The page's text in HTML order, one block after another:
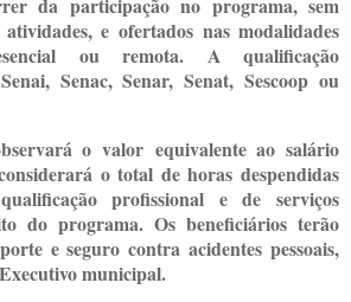
da participação no programa, sem
e ofertados nas modalidades
ou remota. A qualificação
Senac, Senar, Senat, Sescoop ou
o valor equivalente ao salário
o total de horas despendidas
profissional e de serviços
do programa. Os beneficiários terão
e seguro contra acidentes pessoais,
municipal.